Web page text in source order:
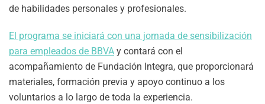
de habilidades personales y profesionales.
El programa se iniciará con una jornada de sensibilización
para empleados de BBVA y contará con el
acompañamiento de Fundación Integra, que proporcionará
materiales, formación previa y apoyo continuo a los
voluntarios a lo largo de toda la experiencia.